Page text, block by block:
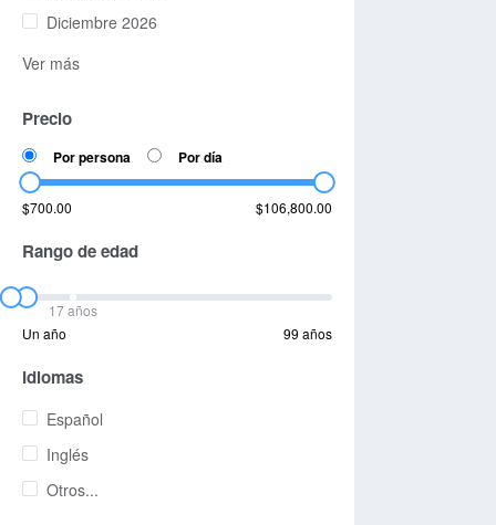
Diciembre 2026
Ver más
Precio
Por persona Por día
$700.00 $106,800.00
Rango de edad
17 años
Un año
99 años
Idiomas
Español
Inglés
Otros...